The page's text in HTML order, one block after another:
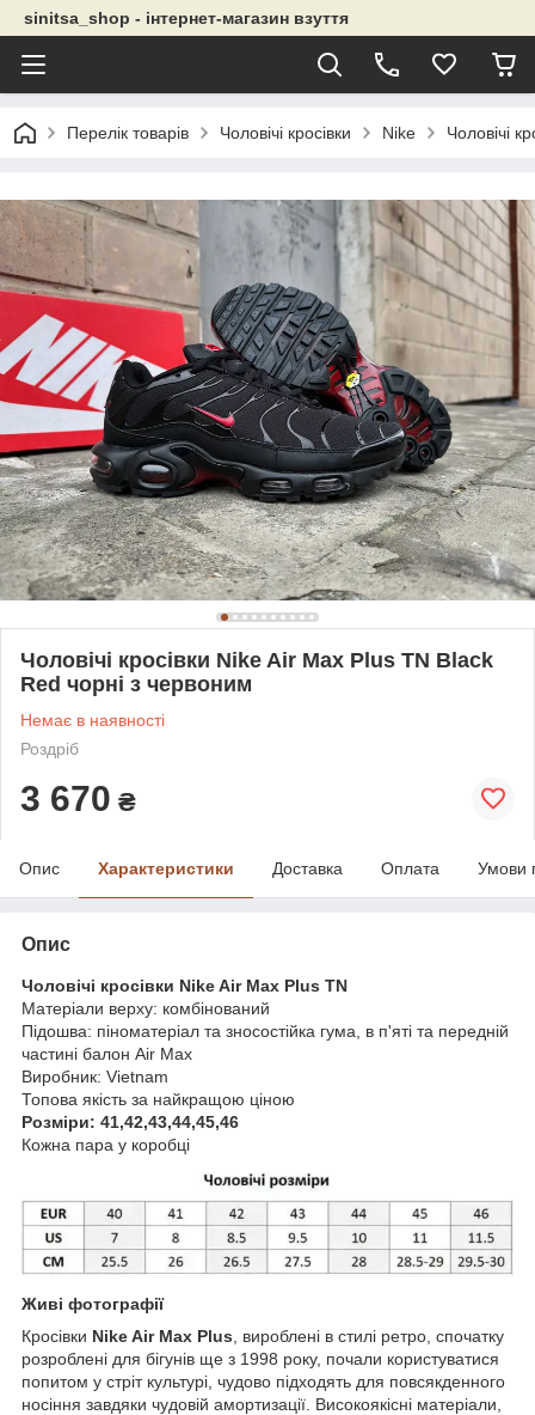
sinitsa_shop - інтернет-магазин взуття
Перелік товарів Чоловічі кросівки Nike Чоловічі
Чоловічі кросівки Nike Air Max Plus TN Black
Red чорні з червоним
Немає в наявності
Роздріб
3 670 ₴
Опис Характеристики Доставка Оплата Умови
Опис
Чоловічі кросівки Nike Air Max Plus TN
Матеріали верху: комбінований
Підошва: піноматеріал та зносостійка гума, в п'яті та передній
частині балон Air Max
Виробник: Vietnam
Топова якість за найкращою ціною
Розміри: 41,42,43,44,45,46
Кожна пара у коробці
Живі фотографії
Кросівки Nike Air Max Plus , вироблені в стилі ретро, спочатку
розроблені для бігунів ще з 1998 року, почали користуватися
попитом у стріт культурі, чудово підходять для повсякденного
носіння завдяки чудовій амортизації. Високоякісні матеріали,